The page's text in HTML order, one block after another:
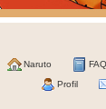
Naruto FAQ
Profil